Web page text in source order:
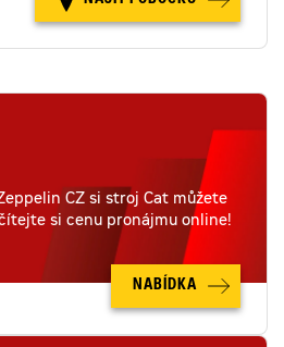
CZ si stroj Cat můžete
si cenu pronájmu online!
NABÍDKA